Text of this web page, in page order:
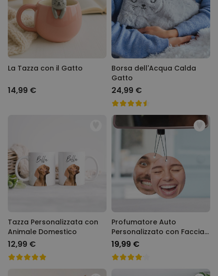
La Tazza con il Gatto
14,99 €
Borsa dell'Acqua Calda
Gatto
24,99 €
Tazza Personalizzata con
Animale Domestico
12,99 €
Profumatore Auto
Personalizzato con Faccia
set da 2
19,99 €